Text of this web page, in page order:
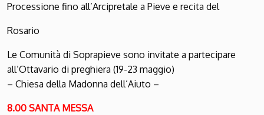
Processione fino all’Arcipretale a Pieve e recita del
Rosario
Le Comunità di Soprapieve sono invitate a partecipare
all’Ottavario di preghiera (19-23 maggio)
– Chiesa della Madonna dell’Aiuto –
8.00 SANTA MESSA